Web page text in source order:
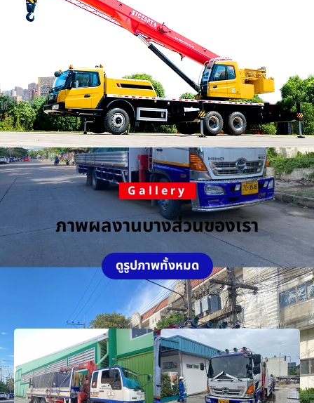
Gallery
ภาพผลงานบางส่วนของเรา
ดูรูปภาพทั้งหมด